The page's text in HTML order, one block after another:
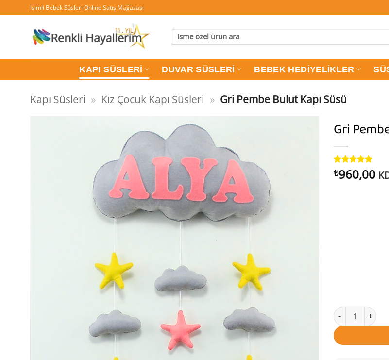
atla
İsimli Bebek Süsleri Online Satış Mağazası
Ara:
KAPI SÜSLERI DUVAR SÜSLERI BEBEK HEDIYELIKLER
Kapı Süsleri » Kız Çocuk Kapı Süsleri » Gri Pembe Bulut Kapı Süsü
Gri
1
müşteri
puanına
₺960,00
Gri Pembe Bulut